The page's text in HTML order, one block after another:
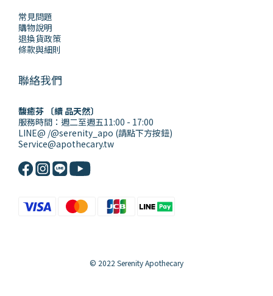
常見問題
購物說明
退換貨政策
條款與細則
聯絡我們
馥癒芬 〔續 品天然〕
服務時間：週二至週五11:00 - 17:00
LINE@ /@serenity_apo (請點下方按鈕)
Service@apothecary.tw
© 2022 Serenity Apothecary